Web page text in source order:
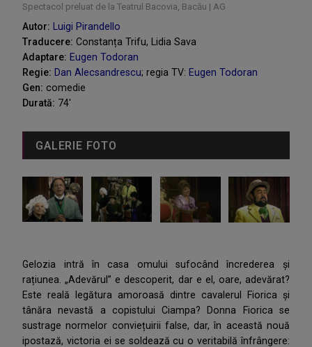
Spectacol preluat de la Teatrul Bacovia, Bacău | AG
Autor: Luigi Pirandello
Traducere: Constanța Trifu, Lidia Sava
Adaptare: Eugen Todoran
Regie: Dan Alecsandrescu; regia TV:Eugen Todoran
Gen: comedie
Durată: 74'
GALERIE FOTO
Gelozia intră în casa omului sufocând încrederea și
rațiunea. „Adevărul” e descoperit, dar e el, oare, adevărat?
Este reală legătura amoroasă dintre cavalerul Fiorica și
tânăra nevastă a copistului Ciampa? Donna Fiorica se
sustrage normelor conviețuirii false, dar, în această nouă
ipostază, victoria ei se soldează cu o veritabilă înfrângere: